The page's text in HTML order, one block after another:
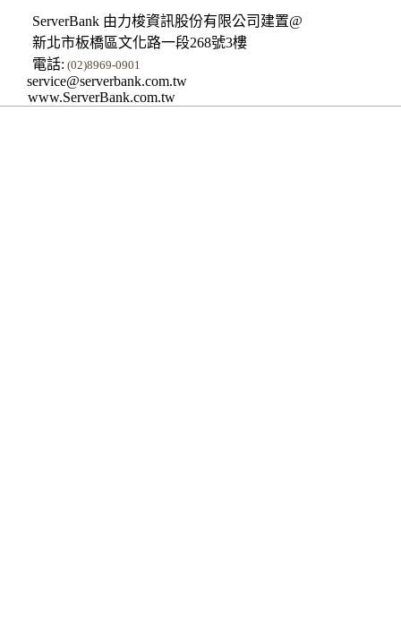
ServerBank 由力梭資訊股份有限公司建置@
新北市板橋區文化路一段268號3樓
電話: (02)8969-0901
service@serverbank.com.tw
www.ServerBank.com.tw